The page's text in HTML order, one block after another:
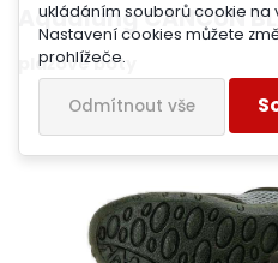
ukládáním souborů cookie
Nastavení cookies můžete
prohlížeče.
Odmítnout vše
Aqualung CANCUN
plážové boty